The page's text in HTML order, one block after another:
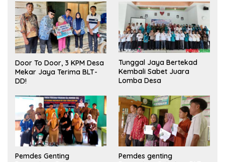
Door To Door, 3 KPM Desa
Mekar Jaya Terima BLT-
DD!
Tunggal Jaya Bertekad
Kembali Sabet Juara
Lomba Desa
Pemdes Genting
Pemdes genting